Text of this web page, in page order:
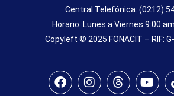
Central Telefónica: (0212)
Horario: Lunes a Viernes 9:00
Copyleft © 2025 FONACIT – RIF: